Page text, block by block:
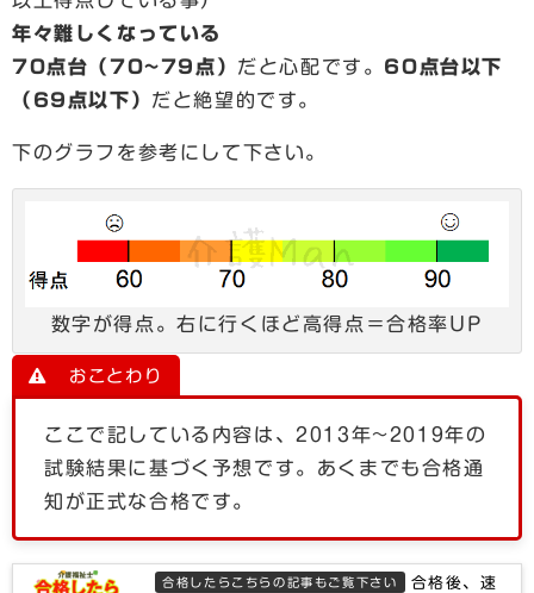
年々難しくなっている
70点台（70~79点） だと心配です。 60点台以下
（69点以下） だと絶望的です。
下のグラフを参考にして下さい。
数字が得点。右に行くほど高得点＝合格率UP
おことわり
ここで記している内容は、2013年~2019年の
試験結果に基づく予想です。あくまでも合格通
知が正式な合格です。
合格したらこちらの記事もご覧下さい
合格後、速